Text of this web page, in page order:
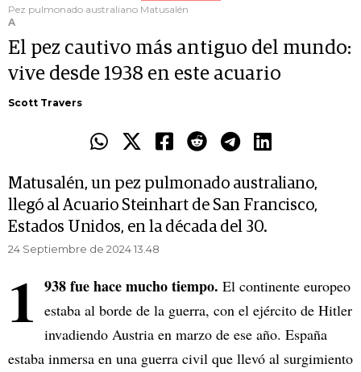
Pez pulmonado australiano Matusalén
A
El pez cautivo más antiguo del mundo:
vive desde 1938 en este acuario
Scott Travers
Matusalén, un pez pulmonado australiano,
llegó al Acuario Steinhart de San Francisco,
Estados Unidos, en la década del 30.
24 Septiembre de 2024 13.48
1 938 fue hace mucho tiempo. El continente europeo
estaba al borde de la guerra, con el ejército de Hitler
invadiendo Austria en marzo de ese año. España
estaba inmersa en una guerra civil que llevó al surgimiento